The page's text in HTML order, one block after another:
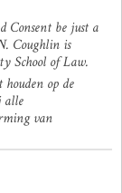
Consent be just a
Coughlin is
School of Law.
op de
alle
van